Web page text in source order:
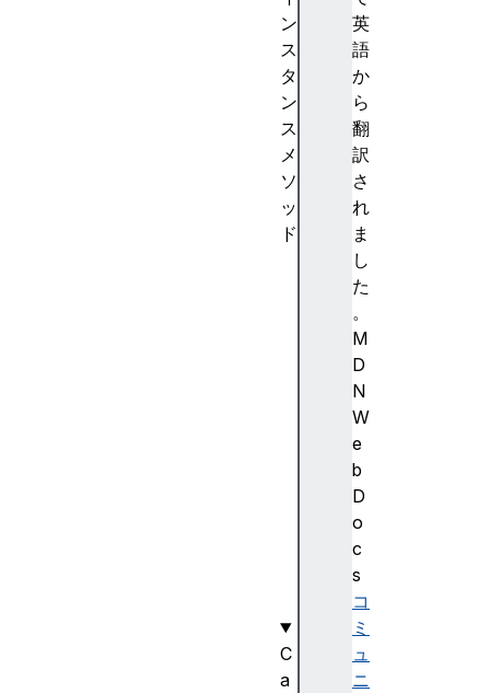
英
語
か
ら
翻
訳
さ
れ
ま
し
た
。
M
D
N
W
e
b
D
o
c
s
コ
ミ
ュ
ニ
ン
ス
タ
ン
ス
メ
ソ
ッ
ド
C
a